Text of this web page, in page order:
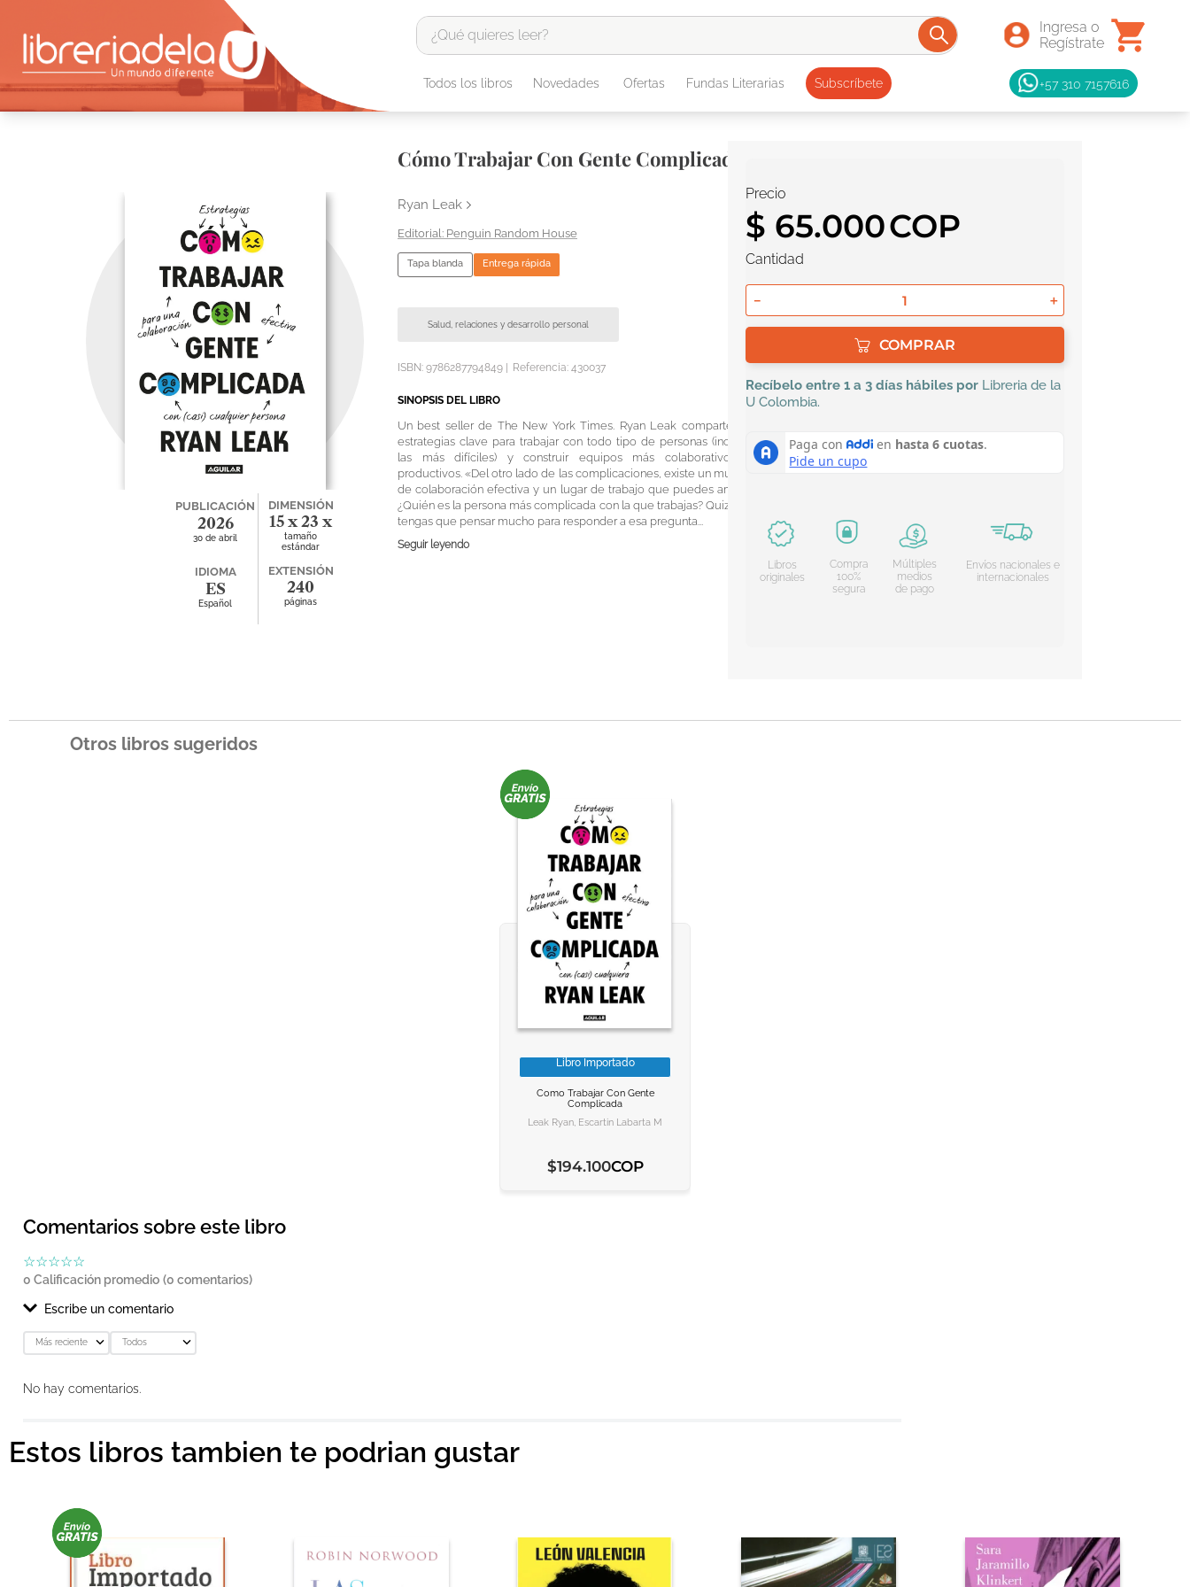
¿Qué quieres leer?
Todos los libros Novedades Ofertas Fundas Literarias Subscríbete +57 310 7157616
PUBLICACIÓN
2026
30 de abril
DIMENSIÓN
15 x 23 x
0
tamaño
estándar
IDIOMA
ES
Español
EXTENSIÓN
240
páginas
Cómo Trabajar Con Gente Complicada
Ryan Leak
Penguin Random House
Tapa blanda Entrega rápida
Salud, relaciones y desarrollo personal
ISBN: 9786287794849 Referencia: 430037
SINOPSIS DEL LIBRO
Un best seller de The New York Times. Ryan Leak comparte las
estrategias clave para trabajar con todo tipo de personas (incluso
las más difíciles) y construir equipos más colaborativos y
productivos. «Del otro lado de las complicaciones, existe un mundo
de colaboración efectiva y un lugar de trabajo que puedes amar».
¿Quién es la persona más complicada con la que trabajas? Quizá no
tengas que pensar mucho para responder a esa pregunta...
Seguir leyendo
Precio
$ 65.000
Cantidad
＋
－
COMPRAR
Recíbelo entre 1 a 3 días hábiles por Libreria de la
U Colombia.
Libros
originales
Compra
100%
segura
Múltiples
medios
de pago
Envíos nacionales e
internacionales
Otros libros sugeridos
VER INFORMACION
AGREGAR AL CARRITO
VER INFORMACION
AGREGAR AL CARRITO
Libro Importado
Como Trabajar Con Gente
Complicada
Leak Ryan, Escartin Labarta Marta
$194.100COP
Comentarios sobre este libro
☆☆☆☆☆
0 Calificación promedio (0 comentarios)
Escribe un comentario
Agregar comentario
★★★
Tu nombre
Más reciente Todos
No hay comentarios.
Estos libros tambien te podrian gustar
TÉRMINOS MÁS BUSCADOS
3.
harry potter
4.
iliada
5.
edición especial
6
tarot
1984